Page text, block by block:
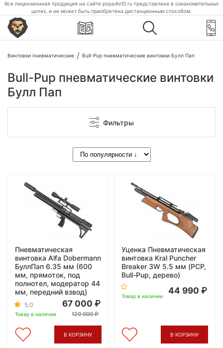
Вся лицензионная продукция на сайте popadiv10.ru представлена в ознакомительных
целях, и не может быть приобретена дистанционным способом.
Винтовки пневматические Bull-Pup пневматические винтовки Булл Пап
Bull-Pup пневматические винтовки
Булл Пап
Фильтры
Пневматическая
винтовка Alfa Dobermann
БуллПап 6.35 мм (600
мм, прямоток, под
полнотел, модератор 44
мм, передний взвод)
5.0
Товар в наличии
67 000
129 000
В КОРЗИНУ
Уценка Пневматическая
винтовка Kral Puncher
Breaker 3W 5.5 мм (PCP,
Bull-Pup, дерево)
Товар в наличии
44 990
В КОРЗИНУ